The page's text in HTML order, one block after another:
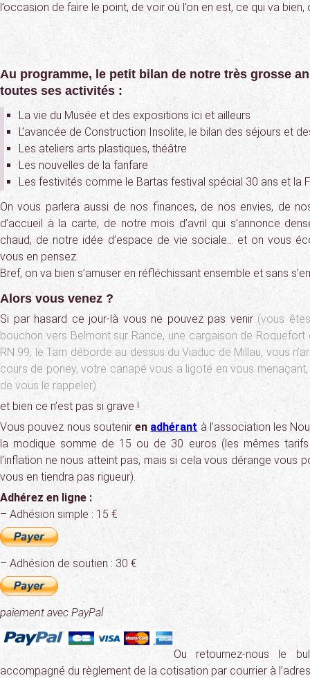
l’occasion de faire le point, de voir où l’on en est, ce qui va
Au programme, le petit bilan de notre très grosse
toutes ses activités :
La vie du Musée et des expositions ici et ailleurs
L’avancée de Construction Insolite, le bilan des séjours et
Les ateliers arts plastiques, théâtre
Les nouvelles de la fanfare
Les festivités comme le Bartas festival spécial 30 ans et la
On vous parlera aussi de nos finances, de nos envies, de
d’accueil à la carte, de notre mois d’avril qui s’annonce
chaud, de notre idée d’espace de vie sociale… et on vous
vous en pensez.
Bref, on va bien s’amuser en réfléchissant ensemble et sans
Alors vous venez ?
Si par hasard ce jour-là vous ne pouvez pas venir (vous
bouchon vers Belmont sur Rance, une cargaison de
RN 99, le Tarn déborde au dessus du Viaduc de Millau, vous
cours de poney, votre canapé vous a ligoté en vous
de vous le rappeler)
et bien ce n’est pas si grave !
Vous pouvez nous souteniren adhérant à l’association les
la modique somme de 15 ou de 30 euros (les mêmes
l’inflation ne nous atteint pas, mais si cela vous dérange vous
vous en tiendra pas rigueur).
Adhérez en ligne :
– Adhésion simple : 15 €
– Adhésion de soutien : 30 €
paiement avec PayPal
Ou retournez-nous le
accompagné du règlement de la cotisation par courrier à